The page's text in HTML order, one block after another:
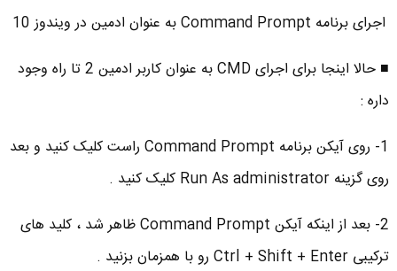
اجرای برنامه Command Prompt به عنوان ادمین در ویندوز 10
■ حالا اینجا برای اجرای CMD به عنوان کاربر ادمین 2 تا راه وجود
داره :
1- روی آیکن برنامه Command Prompt راست کلیک کنید و بعد
روی گزینه Run As administrator کلیک کنید .
2- بعد از اینکه آیکن Command Prompt ظاهر شد ، کلید های
ترکیبی Ctrl + Shift + Enter رو با همزمان بزنید .